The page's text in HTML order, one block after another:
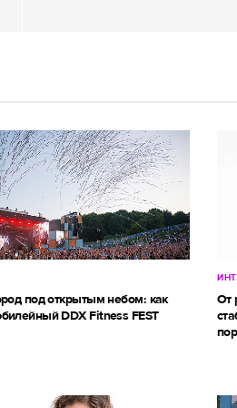
под открытым небом: как
DDX Fitness FEST
От